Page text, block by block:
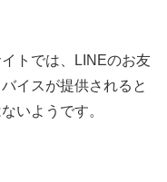
トでは、LINEのお友
イスが提供されると
いようです。